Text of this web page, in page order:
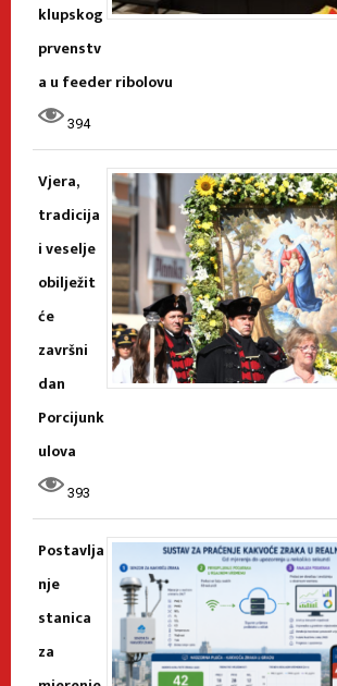
klupskog
prvenstv
a u feeder ribolovu
394
Vjera,
tradicija
i veselje
obilježit
će
završni
dan
Porcijunk
ulova
393
Postavlja
nje
stanica
za